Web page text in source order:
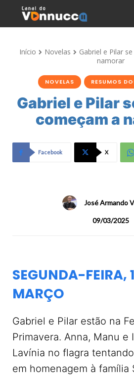
Início Novelas
Gabriel e Pilar
namorar
NOVELAS RESUMOS
Gabriel e Pilar
começam a
Facebook X
José Armando
09/03/2025
SEGUNDA-FEIRA,
MARÇO
Gabriel e Pilar estão na
Primavera. Anna, Manu e
Lavínia no flagra
em homenagem à família